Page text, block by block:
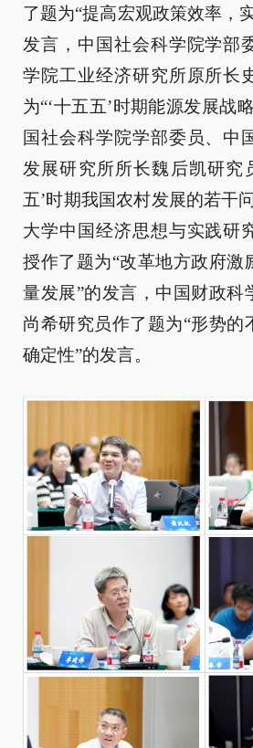
了题为“提高宏观政策效率，
发言，中国社会科学院学部
学院工业经济研究所原所长
为“‘十五五’时期能源发展战
国社会科学院学部委员、中
发展研究所所长魏后凯研究
五’时期我国农村发展的若干
大学中国经济思想与实践研
授作了题为“改革地方政府激
量发展”的发言，中国财政科
尚希研究员作了题为“形势的
确定性”的发言。